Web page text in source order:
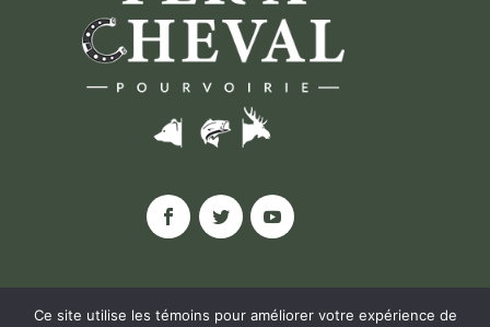
Ce site utilise les témoins pour améliorer votre expérience de